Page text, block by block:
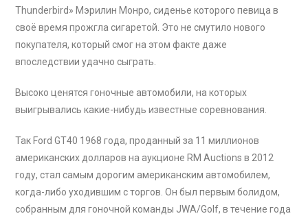
Thunderbird» Мэрилин Монро, сиденье которого певица в
своё время прожгла сигаретой. Это не смутило нового
покупателя, который смог на этом факте даже
впоследствии удачно сыграть.
Высоко ценятся гоночные автомобили, на которых
выигрывались какие-нибудь известные соревнования.
Так Ford GT40 1968 года, проданный за 11 миллионов
американских долларов на аукционе RM Auctions в 2012
году, стал самым дорогим американским автомобилем,
когда-либо уходившим с торгов. Он был первым болидом,
собранным для гоночной команды JWA/Golf, в течение года